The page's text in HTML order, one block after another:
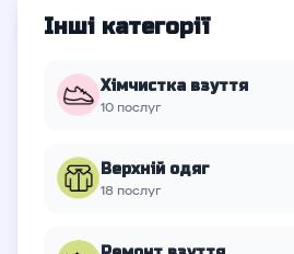
Інші категорії
Хімчистка взуття
10 послуг
Верхній oдяг
18 послуг